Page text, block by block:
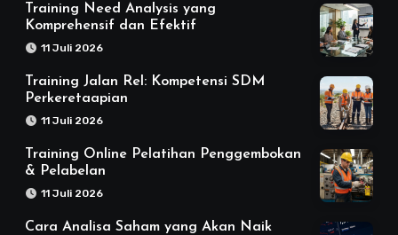
Training Need Analysis yang
Komprehensif dan Efektif
11 Juli 2026
Training Jalan Rel: Kompetensi SDM
Perkeretaapian
11 Juli 2026
Training Online Pelatihan Penggembokan
& Pelabelan
11 Juli 2026
Cara Analisa Saham yang Akan Naik